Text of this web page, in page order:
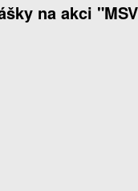
na akci